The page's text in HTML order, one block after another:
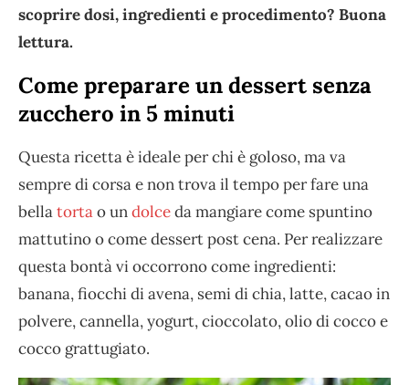
scoprire dosi, ingredienti e procedimento? Buona
lettura.
Come preparare un dessert senza
zucchero in 5 minuti
Questa ricetta è ideale per chi è goloso, ma va
sempre di corsa e non trova il tempo per fare una
bellatortao undolceda mangiare come spuntino
mattutino o come dessert post cena. Per realizzare
questa bontà vi occorrono come ingredienti:
banana, fiocchi di avena, semi di chia, latte, cacao in
polvere, cannella, yogurt, cioccolato, olio di cocco e
cocco grattugiato.